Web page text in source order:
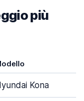
più
Kona